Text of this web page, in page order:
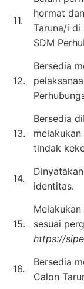
11.
hormat
Taruna/i di
SDM
12.
Bersedia
13.
Bersedia
tindak
14.
identitas.
15.
sesuai
https://
16.
Bersedia
Calon